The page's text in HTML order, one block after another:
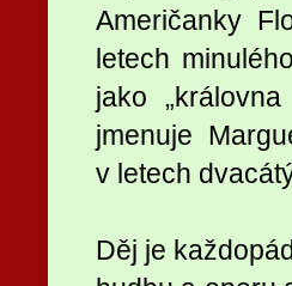
Američanky
letech
jako
jmenuje
v letech
Děj je